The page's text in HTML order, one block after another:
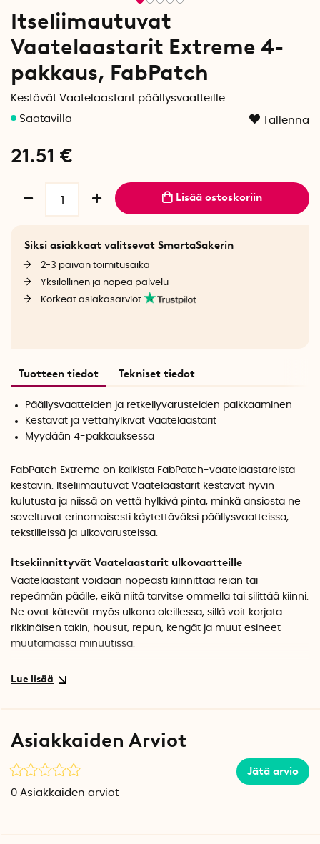
Itseliimautuvat
Vaatelaastarit Extreme 4-
pakkaus, FabPatch
Kestävät Vaatelaastarit päällysvaatteille
Tallenna
21.51 €
Lisää ostoskoriin
Siksi asiakkaat valitsevat SmartaSakerin
2-3 päivän toimitusaika
Yksilöllinen ja nopea palvelu
Korkeat asiakasarviot
Tuotteen tiedot Tekniset tiedot
Päällysvaatteiden ja retkeilyvarusteiden paikkaaminen
Kestävät ja vettähylkivät Vaatelaastarit
Myydään 4-pakkauksessa
FabPatch Extreme on kaikista FabPatch-vaatelaastareista
kestävin. Itseliimautuvat Vaatelaastarit kestävät hyvin
kulutusta ja niissä on vettä hylkivä pinta, minkä ansiosta ne
soveltuvat erinomaisesti käytettäväksi päällysvaatteissa,
tekstiileissä ja ulkovarusteissa.
Itsekiinnittyvät Vaatelaastarit ulkovaatteille
Vaatelaastarit voidaan nopeasti kiinnittää reiän tai
repeämän päälle, eikä niitä tarvitse ommella tai silittää kiinni.
Ne ovat kätevät myös ulkona oleillessa, sillä voit korjata
rikkinäisen takin, housut, repun, kengät ja muut esineet
muutamassa minuutissa.
FabPatch Extreme -vaatelaastarien kiinnitys
Jos reikä on suuri, voit vahvistaa paikkaa kiinnittämällä
Asiakkaiden Arviot
Jätä arvio
0 Asiakkaiden arviot